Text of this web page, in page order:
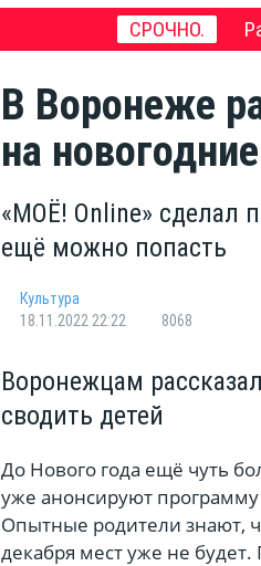
СРОЧНО.
В Воронеже
на
«МОЁ! Online» сделал
ещё можно попасть
Культура
18.11.2022 22:22
8068
Воронежцам
сводить детей
До Нового года ещё чуть
уже анонсируют
Опытные родители знают,
декабря мест уже не